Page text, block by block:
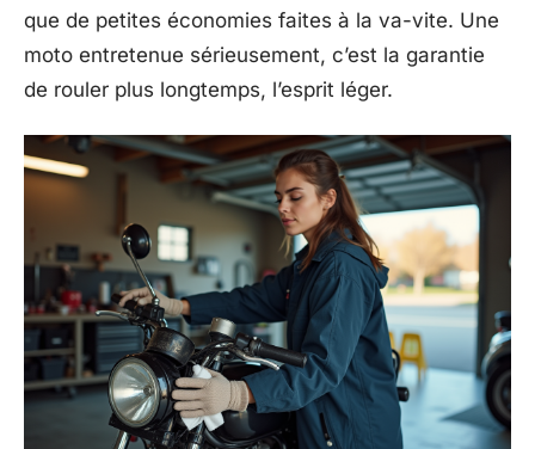
que de petites économies faites à la va-vite. Une
moto entretenue sérieusement, c’est la garantie
de rouler plus longtemps, l’esprit léger.